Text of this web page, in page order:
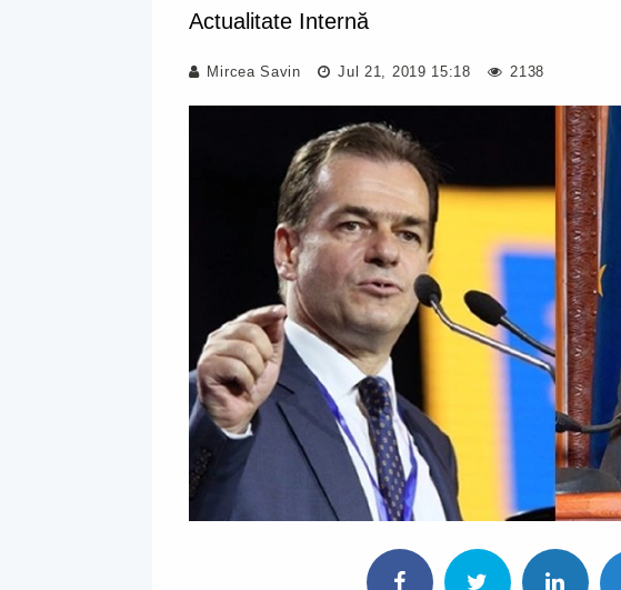
Actualitate Internă
Mircea Savin Jul 21, 2019 15:18 2138